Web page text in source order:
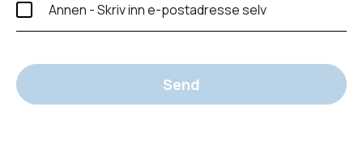
Annen - Skriv inn e-postadresse selv
Send